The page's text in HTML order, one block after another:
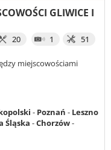
GLIWICE I
20 1 51
miejscowościami
- Poznań - Leszno
Śląska -Chorzów-